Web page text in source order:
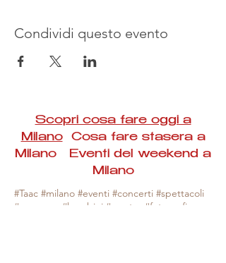
Condividi questo evento
Scopri cosa fare oggi a
MilanoCosa fare stasera a
Milano Eventi del weekend a
Milano
#Taac #milano #eventi #concerti #spettacoli
#rassegne #bambini #mostre #fotografia